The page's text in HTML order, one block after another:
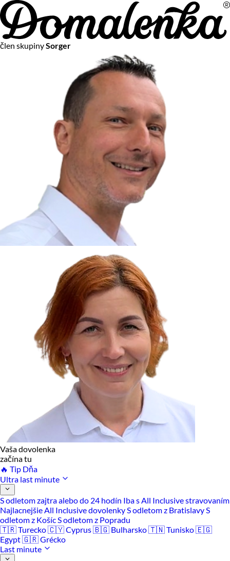
člen skupinySorger
Vaša dovolenka
začína tu
🔥 Tip Dňa
Ultra last minute
S odletom zajtra alebo do 24 hodín Iba s All Inclusive stravovaním
Najlacnejšie All Inclusive dovolenkyS odletom z BratislavyS
odletom z KošícS odletom z Popradu
🇹🇷 Turecko🇨🇾 Cyprus🇧🇬 Bulharsko🇹🇳 Tunisko🇪🇬
Egypt🇬🇷 Grécko
Last minute
Na vašom súkromí nám záleží
Chceme vám neustále poskytovať tie najlepšie služby.
Vzhľadom k platnej legislatíve od vás ale potrebujeme súhlas
s používaním súborov cookies.
Viac o personalizácii a meraní
Aby sme vedeli, čo sa deje na webových stránkach a aby sme
vám mohli prispôsobiť ponuky na mieru či reklamu,
používame cookies a taktiežslužby spoločnosti Google
Čo sú cookies?
Cookies sú malé textové súbory, ktoré môžu byť používané
webovými stránkami, aby zefektívnili používateľský zážitok.
Vďaka cookies vám môžeme ponúkať služby podľa toho, čo
naozaj hľadáte a chcete nájsť.
Kedykoľvek sa môžete slobodne rozhodnúť, ktoré typy
používania cookies chcete umožniť.
Zákon uvádza, že môžeme ukladať cookies na vašom
zariadení, pokiaľ sú nevyhnutne nutné pre prevádzku tejto
Cookies, ktoré používame
Technické a nevyhnutné cookies
Analytické a marketingové cookies
Reklamné úložisko
Reklamné používateľské dáta
Personalizácia reklám
Povoliť vybrané
Odmietnuť